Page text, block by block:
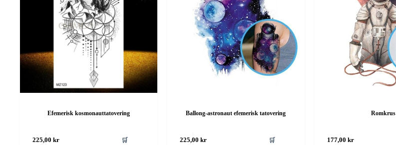
Efemerisk kosmonauttatovering
225,00 kr 🛒
Ballong-astronaut efemerisk tatovering
225,00 kr 🛒
Romkrus
177,00 kr